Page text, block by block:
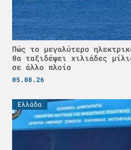
Πώς το μεγαλύτερο
θα ταξιδέψει χιλιάδες
σε άλλο πλοίο
05.08.26
Ελλάδα